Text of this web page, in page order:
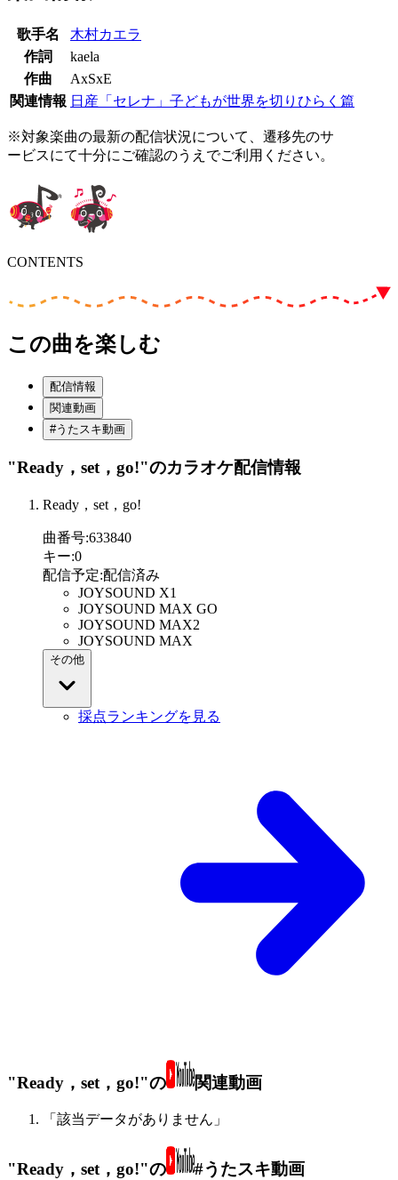
歌手名
木村カエラ
作詞
kaela
作曲
AxSxE
関連情報 日産「セレナ」子どもが世界を切りひらく篇
※対象楽曲の最新の配信状況について、遷移先のサ
ービスにて十分にご確認のうえでご利用ください。
CONTENTS
この曲を楽しむ
配信情報
関連動画
#うたスキ動画
"Ready，set，go!"のカラオケ配信情報
Ready，set，go!
曲番号:633840
キー:0
配信予定:配信済み
JOYSOUND X1
JOYSOUND MAX GO
JOYSOUND MAX2
JOYSOUND MAX
その他
採点ランキングを見る
"Ready，set，go!"の 関連動画
「該当データがありません」
"Ready，set，go!"の #うたスキ動画